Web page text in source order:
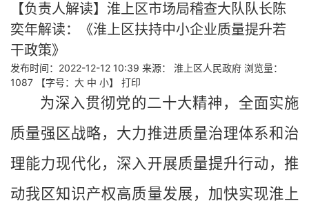
【负责人解读】淮上区市场局稽查大队队长陈
奕年解读：《淮上区扶持中小企业质量提升若
干政策》
发布时间：2022-12-12 10:39 来源： 淮上区人民政府 浏览量：
1087
【字号： 大 中 小】 打印
为深入贯彻党的二十大精神，全面实施
质量强区战略，大力推进质量治理体系和治
理能力现代化，深入开展质量提升行动，推
动我区知识产权高质量发展，加快实现淮上